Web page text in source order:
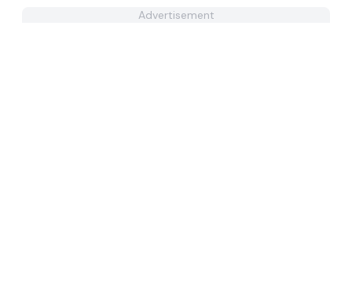
Advertisement